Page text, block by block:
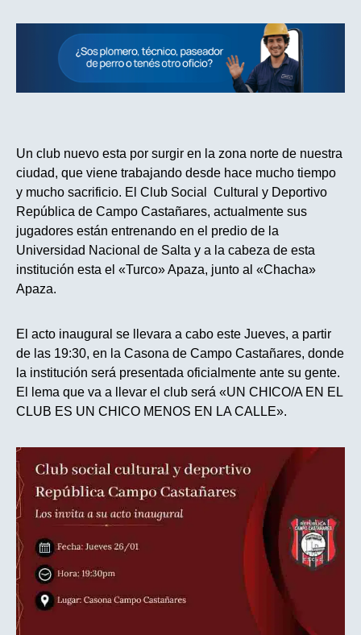
Un club nuevo esta por surgir en la zona norte de nuestra
ciudad, que viene trabajando desde hace mucho tiempo
y mucho sacrificio. El Club Social Cultural y Deportivo
República de Campo Castañares, actualmente sus
jugadores están entrenando en el predio de la
Universidad Nacional de Salta y a la cabeza de esta
institución esta el «Turco» Apaza, junto al «Chacha»
Apaza.
El acto inaugural se llevara a cabo este Jueves, a partir
de las 19:30, en la Casona de Campo Castañares, donde
la institución será presentada oficialmente ante su gente.
El lema que va a llevar el club será «UN CHICO/A EN EL
CLUB ES UN CHICO MENOS EN LA CALLE».